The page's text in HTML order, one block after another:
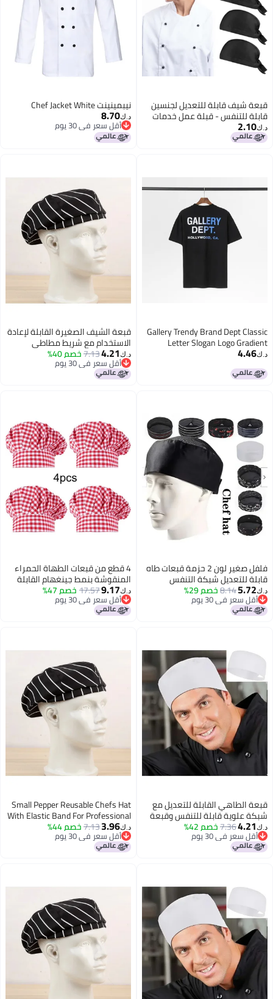
قبعة شيف قابلة للتعديل لجنسين
قابلة للتنفس - قبلة عمل خدمات
تقديم الطعام - قبلة شيف مطعم
سوداء 4 قطع
د.ك‏2.10
نيبمينينت Chef Jacket White
د.ك‏8.70
أقل سعر في 30 يوم
أقل سعر في 30 يوم
Gallery Trendy Brand Dept Classic
Letter Slogan Logo Gradient
Printing Short-Sleeved T-Shirt
Men'S And Women'S Tanabata
Couple Dress
د.ك‏4.46
قبعة الشيف الصغيرة القابلة لإعادة
الاستخدام مع شريط مطاطي
للمطبخ الاحترافي
د.ك‏4.21
7.13خصم 40%
أقل سعر في 30 يوم
أقل سعر في 30 يوم
فلفل صغير لون 2 حزمة قبعات طاه
قابلة للتعديل شبكة التنفس
العلوية قطن حبكة مطبخ قبعة
د.ك‏5.72
8.14خصم 29%
أقل سعر في 30 يوم
أقل سعر في 30 يوم
4 قطع من قبعات الطهاة الحمراء
المنقوشة بنمط جينغهام القابلة
للتعديل مع شريط مطاطي،
إكسسوارات زيّ إيطالي، قبعة طاهٍ
بيتزا، قبعة عمل غير محددة الجنس
د.ك‏9.17
17.57خصم 47%
أقل سعر في 30 يوم
أقل سعر في 30 يوم
قبعة الطاهي القابلة للتعديل مع
شبكة علوية قابلة للتنفس وقبعة
طهي مرنة 1 قطعة
د.ك‏4.21
7.36خصم 42%
أقل سعر في 30 يوم
أقل سعر في 30 يوم
Small Pepper Reusable Chefs Hat
With Elastic Band For Professional
Kitchen
د.ك‏3.96
7.13خصم 44%
أقل سعر في 30 يوم
أقل سعر في 30 يوم